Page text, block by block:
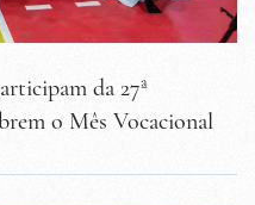
da 27ª
o Mês Vocacional